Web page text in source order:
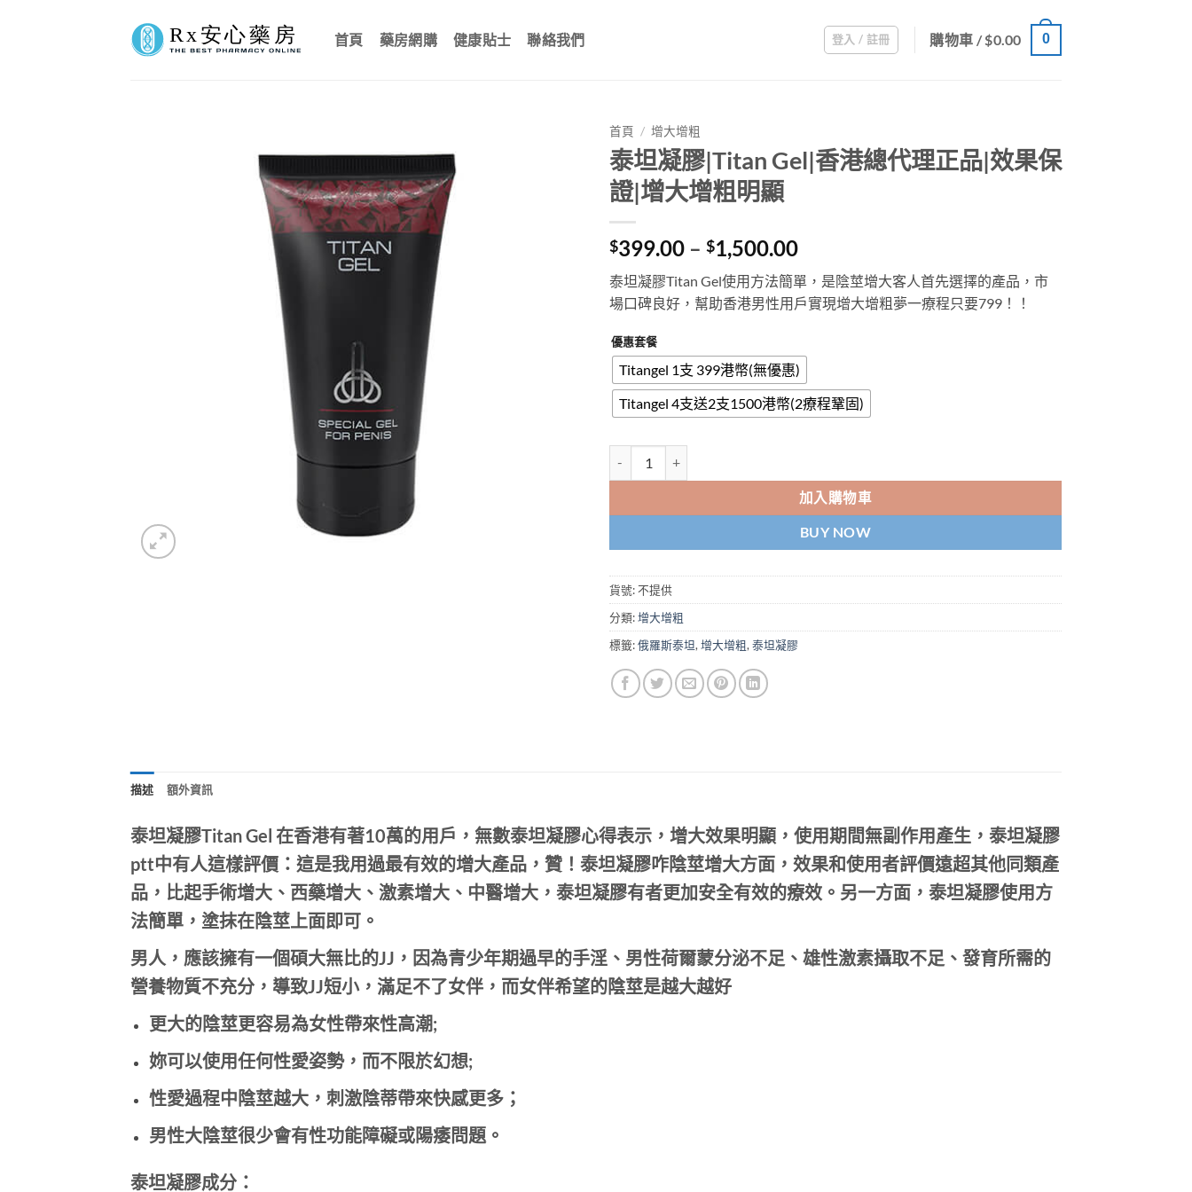
首頁 藥房網購 健康貼士 聯絡我們 登入 / 註冊 購物車 /$0.00 0
首頁 / 增大增粗
泰坦凝膠|Titan Gel|香港總代理正品|效果保
證|增大增粗明顯
$399.00 – $1,500.00Price
range:
$399.00
through
泰坦凝膠Titan Gel使用方法簡單，是陰莖增大客人首先選擇的產品，市
場口碑良好，幫助香港男性用戶實現增大增粗夢一療程只要799！！
優惠套餐
Titangel 1支 399港幣(無優惠)
Titangel 4支送2支1500港幣(2療程鞏固)
加入購物車
BUY NOW
貨號:不提供
分類:增大增粗
標籤:俄羅斯泰坦, 增大增粗, 泰坦凝膠
描述 額外資訊
泰坦凝膠Titan Gel 在香港有著10萬的用戶， 無數泰坦凝膠心得表示，增大效果明顯，使用期間無副作用產生，泰坦凝膠
ptt中有人這樣評價：這是我用過最有效的增大產品，贊！ 泰坦凝膠咋陰莖增大方面，效果和使用者評價遠超其他同類產
品，比起手術增大、西藥增大、激素增大、中醫增大，泰坦凝膠有者更加安全有效的療效。另一方面，泰坦凝膠使用方
法簡單，塗抹在陰莖上面即可。
男人，應該擁有一個碩大無比的JJ，因為青少年期過早的手淫、男性荷爾蒙分泌不足、雄性激素攝取不足、發育所需的
營養物質不充分，導致JJ短小，滿足不了女伴，而女伴希望的陰莖是越大越好
更大的陰莖更容易為女性帶來性高潮;
妳可以使用任何性愛姿勢，而不限於幻想;
性愛過程中陰莖越大，刺激陰蒂帶來快感更多；
男性大陰莖很少會有性功能障礙或陽痿問題。
泰坦凝膠成分：